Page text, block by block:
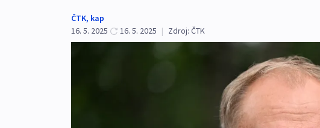
ČTK, kap
16. 5. 2025
16. 5. 2025 | Zdroj: ČTK